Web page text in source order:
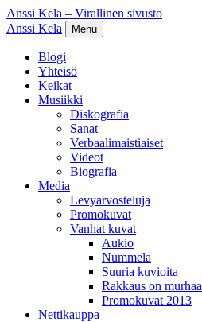
Anssi Kela – Virallinen sivusto
Anssi Kela
Menu
Blogi
Yhteisö
Keikat
Musiikki
Diskografia
Sanat
Verbaalimaistiaiset
Videot
Biografia
Media
Levyarvosteluja
Promokuvat
Vanhat kuvat
Aukio
Nummela
Suuria kuvioita
Rakkaus on murhaa
Promokuvat 2013
Nettikauppa